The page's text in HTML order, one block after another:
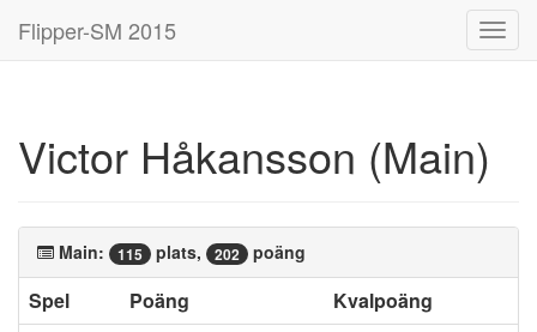
Flipper-SM 2015
Victor Håkansson (Main)
Main: 115 plats, 202 poäng
Spel Poäng
Kvalpoäng